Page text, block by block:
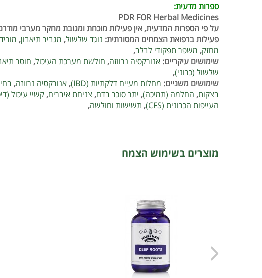
ספרות מדעית:
PDR FOR Herbal Medicines
על פי הספרות המדעית, אין פעילות מוכחת ומגובת מחקר מערבי
פעילות ברפואת הצמחים המסורתית: נוגד שלשול, מגביר תיאבון,
מחזק, משפר תפקודי לבלב,
שימושים עיקריים: אנורקסיה נרווזה, חולשת מערכת העיכול, חוסר
שלשול (כרוני),
שימושים משניים: מחלות מעיים דלקתיות (IBD) , אנורקסיה נרווזה,
בצקות, החלמה (תמיכה), יתר סוכר בדם, צניחת איברים, קשיי עיכול
העייפות הכרונית (CFS)
, תשישות וחולשה,
מוצרים בשימוש הצמח